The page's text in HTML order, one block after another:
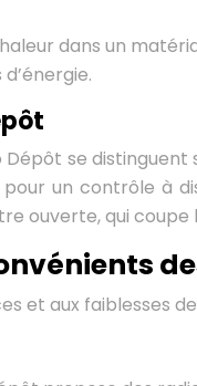
dans un
Dépôt se
un contrôle à
ouverte, qui
et aux faiblesses